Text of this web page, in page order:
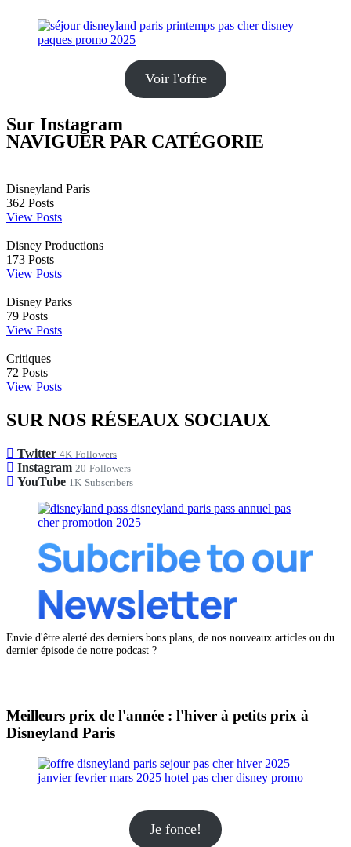
Voir l'offre
Sur Instagram
NAVIGUER PAR CATÉGORIE
Disneyland Paris
362 Posts
View Posts
Disney Productions
173 Posts
View Posts
Disney Parks
79 Posts
View Posts
Critiques
72 Posts
View Posts
SUR NOS RÉSEAUX SOCIAUX
Twitter 4K Followers
Instagram 20 Followers
YouTube 1K Subscribers
Envie d'être alerté des derniers bons plans, de nos nouveaux articles ou du
dernier épisode de notre podcast ?
Meilleurs prix de l'année : l'hiver à petits prix à
Disneyland Paris
Je fonce!